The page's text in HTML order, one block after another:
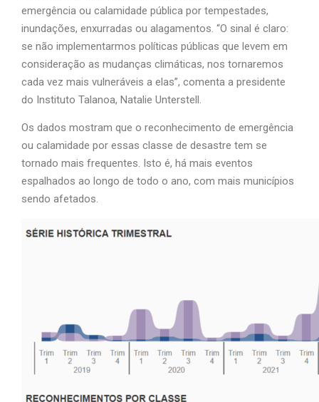
emergência ou calamidade pública por tempestades,
inundações, enxurradas ou alagamentos. “O sinal é claro:
se não implementarmos políticas públicas que levem em
consideração as mudanças climáticas, nos tornaremos
cada vez mais vulneráveis a elas”, comenta a presidente
do Instituto Talanoa, Natalie Unterstell.
Os dados mostram que o reconhecimento de emergência
ou calamidade por essas classe de desastre tem se
tornado mais frequentes. Isto é, há mais eventos
espalhados ao longo de todo o ano, com mais municípios
sendo afetados.